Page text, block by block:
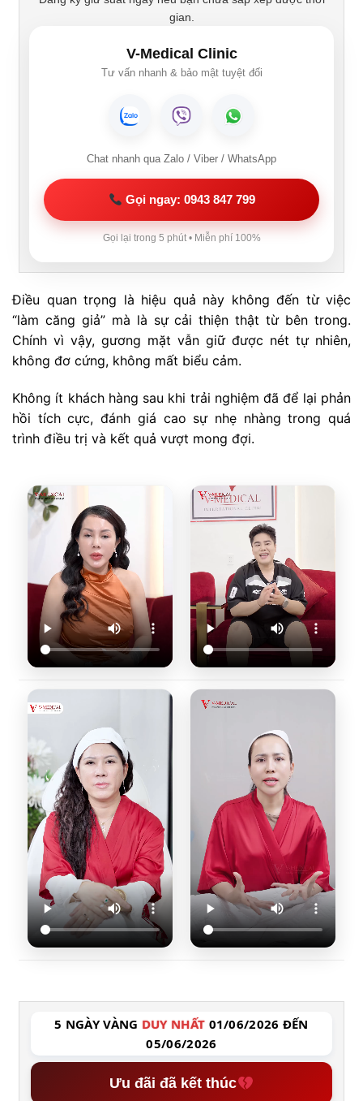
gian.
V-Medical Clinic
Tư vấn nhanh & bảo mật tuyệt đối
Chat nhanh qua Zalo / Viber / WhatsApp
Gọi ngay: 0943 847 799
Gọi lại trong 5 phút • Miễn phí 100%
Điều quan trọng là hiệu quả này không đến từ việc
“làm căng giả” mà là sự cải thiện thật từ bên trong.
Chính vì vậy, gương mặt vẫn giữ được nét tự nhiên,
không đơ cứng, không mất biểu cảm.
Không ít khách hàng sau khi trải nghiệm đã để lại phản
hồi tích cực, đánh giá cao sự nhẹ nhàng trong quá
trình điều trị và kết quả vượt mong đợi.
5 NGÀY VÀNG DUY NHẤT 01/06/2026 ĐẾN
05/06/2026
Ưu đãi đã kết thúc